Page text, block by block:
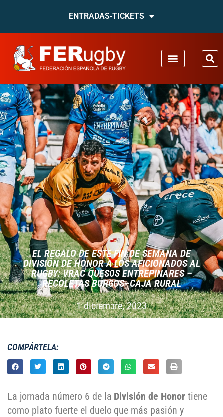
ENTRADAS-TICKETS
EL REGALO DE ESTE FIN DE SEMANA DE
DIVISIÓN DE HONOR A LOS AFICIONADOS AL
RUGBY: VRAC QUESOS ENTREPINARES –
RECOLETAS BURGOS–CAJA RURAL
1 diciembre, 2023
COMPÁRTELA:
La jornada número 6 de la División de Honor tiene
como plato fuerte el duelo que más pasión y